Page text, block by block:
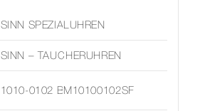
SINN SPEZIALUHREN
SINN – TAUCHERUHREN
1010-0102 BM10100102SF